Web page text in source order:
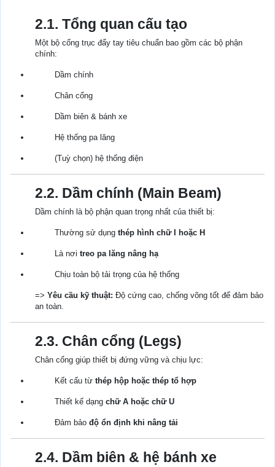
2.1. Tổng quan cấu tạo
Một bộ cổng trục đẩy tay tiêu chuẩn bao gồm các bộ phận
chính:
Dầm chính
Chân cổng
Dầm biên & bánh xe
Hệ thống pa lăng
(Tuỳ chọn) hệ thống điện
2.2. Dầm chính (Main Beam)
Dầm chính là bộ phận quan trọng nhất của thiết bị:
Thường sử dụng thép hình chữ I hoặc H
Là nơi treo pa lăng nâng hạ
Chịu toàn bộ tải trọng của hệ thống
=> Yêu cầu kỹ thuật: Độ cứng cao, chống võng tốt để đảm bảo
an toàn.
2.3. Chân cổng (Legs)
Chân cổng giúp thiết bị đứng vững và chịu lực:
Kết cấu từ thép hộp hoặc thép tổ hợp
Thiết kế dạng chữ A hoặc chữ U
Đảm bảo độ ổn định khi nâng tải
2.4. Dầm biên & hệ bánh xe